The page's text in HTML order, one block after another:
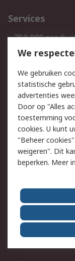
Services
750.000
Bestellen
Track & Trace
Wettelijk
Cookiebeleid
Privacybeleid
Algemene
Over RS
RS Group
RS wereldwijd
ESG
We
We gebruiken
statistische
advertenties
Door op "Alles
toestemming
cookies. U kunt
"Beheer
weigeren". Dit
beperken. Meer